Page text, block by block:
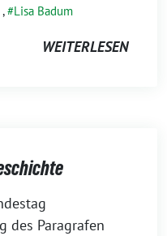
, Lisa Badum
WEITERLESEN
des Paragrafen